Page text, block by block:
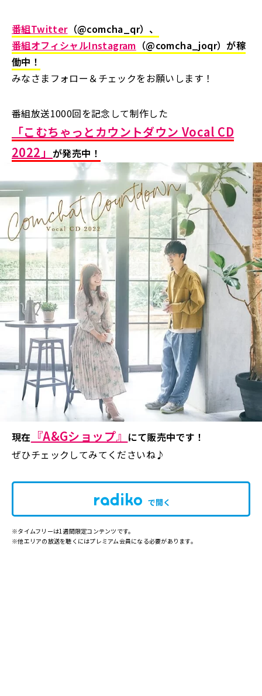
番組Twitter（@comcha_qr）、
番組オフィシャルInstagram （@comcha_joqr）が稼
働中！
みなさまフォロー＆チェックをお願いします！
番組放送1000回を記念して制作した
「こむちゃっとカウントダウン Vocal CD
2022」 が発売中！
現在 『A&Gショップ』 にて販売中です！
ぜひチェックしてみてくださいね♪
で開く
※タイムフリーは1週間限定コンテンツです。
※他エリアの放送を聴くにはプレミアム会員になる必要があります。